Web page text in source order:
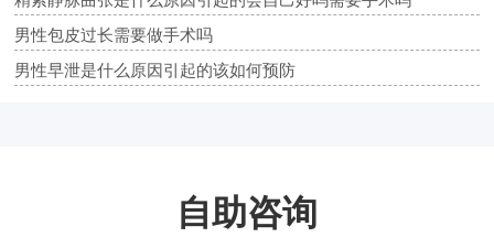
男性包皮过长需要做手术吗
男性早泄是什么原因引起的该如何预防
自助咨询